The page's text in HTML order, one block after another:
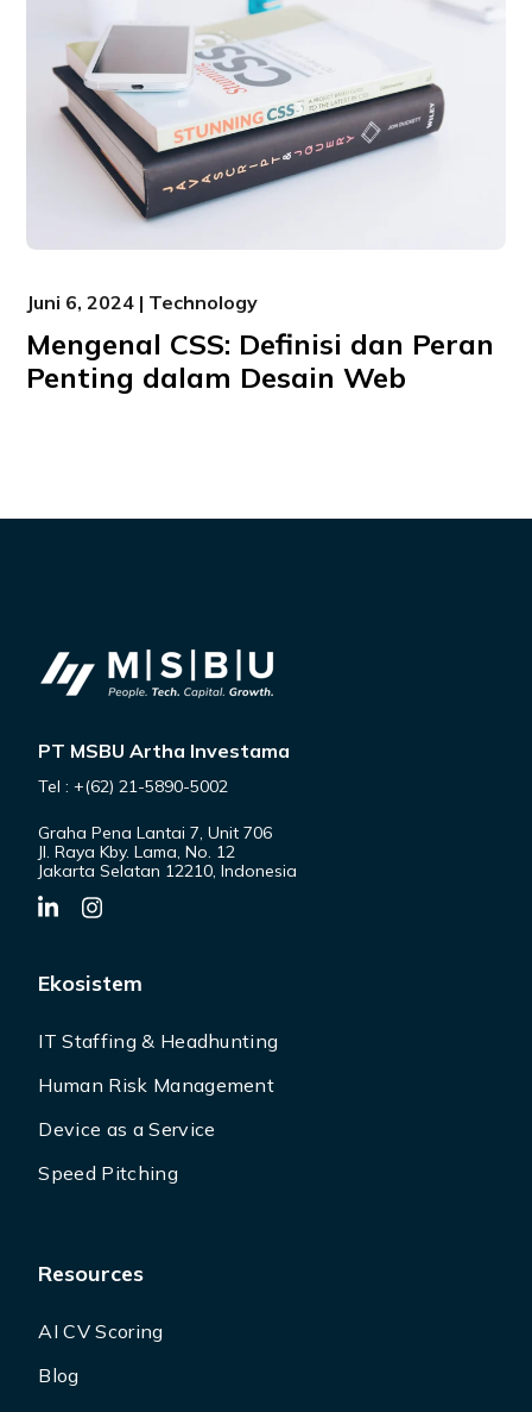
Juni 6, 2024 | Technology
Mengenal CSS: Definisi dan Peran
Penting dalam Desain Web
PT MSBU Artha Investama
Tel : +(62) 21-5890-5002
Graha Pena Lantai 7, Unit 706
Jl. Raya Kby. Lama, No. 12
Jakarta Selatan 12210, Indonesia
Ekosistem
IT Staffing & Headhunting
Human Risk Management
Device as a Service
Speed Pitching
Resources
AI CV Scoring
Blog